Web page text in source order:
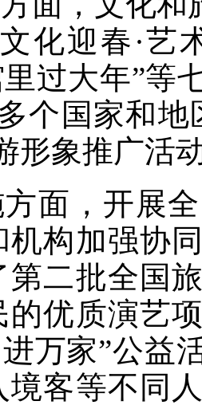
化迎春·艺
过大年”等
个国家和
形象推广活
面，开展
机构加强协
第二批全国
的优质演艺
进万家”公益
境客等不同